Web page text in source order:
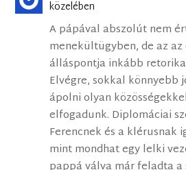
közelében
A pápával abszolút nem
menekültügyben, de az az
álláspontja inkább
Elvégre, sokkal könnyebb
ápolni olyan
elfogadunk. Diplomáciai
Ferencnek és a klérusnak
mint mondhat egy lelki